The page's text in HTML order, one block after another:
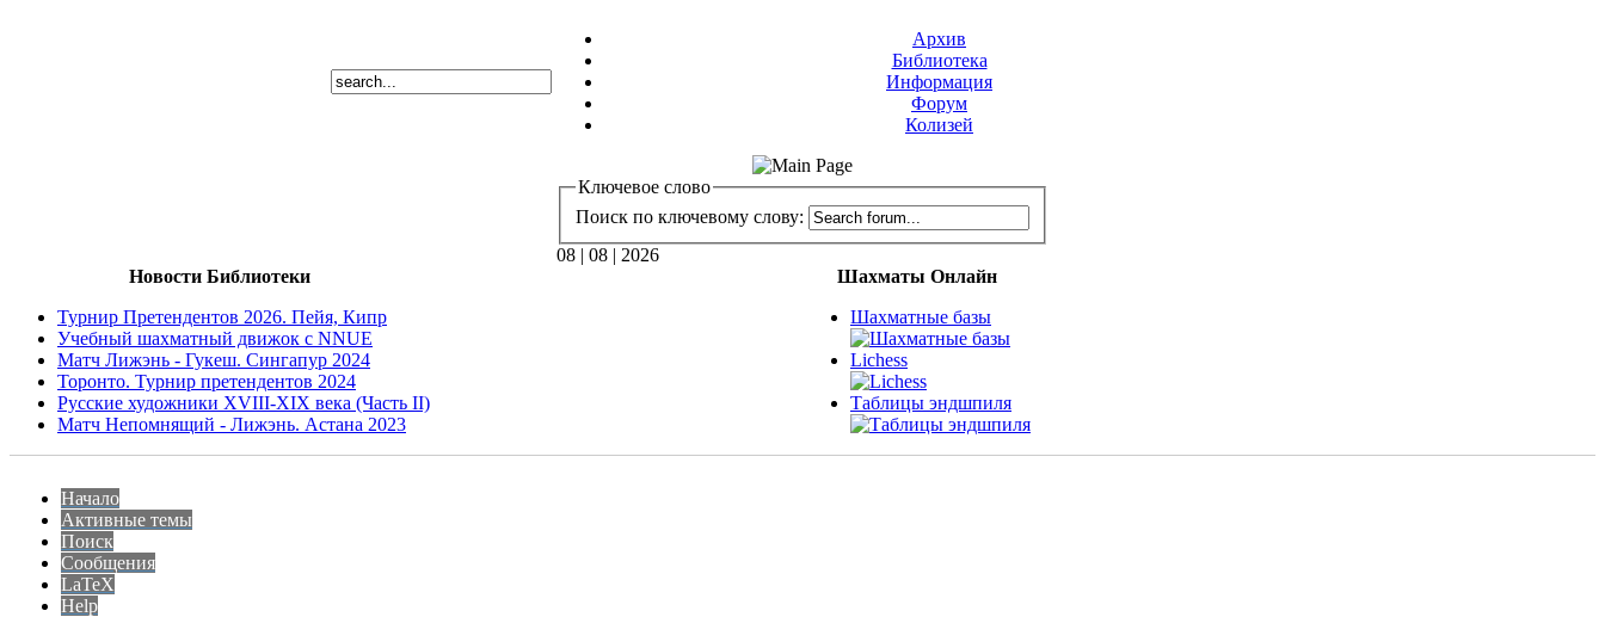
Архив
Библиотека
Информация
Форум
Колизей
Ключевое слово
Поиск по ключевому слову:
08 | 08 | 2026
Новости Библиотеки
Турнир Претендентов 2026. Пейя, Кипр
Учебный шахматный движок с NNUE
Матч Лижэнь - Гукеш. Сингапур 2024
Торонто. Турнир претендентов 2024
Русские художники XVIII-XIX века (Часть II)
Матч Непомнящий - Лижэнь. Астана 2023
Шахматы Онлайн
Шахматные базы
Lichess
Таблицы эндшпиля
Начало
Активные темы
Поиск
Сообщения
LaTeX
Help